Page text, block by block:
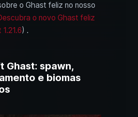
o Ghast feliz no nosso
o novo Ghast feliz
) .
Ghast: spawn,
e biomas